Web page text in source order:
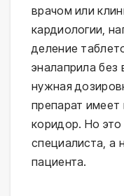
врачом или
кардиологии,
деление
эналаприла
нужная
препарат имеет
коридор. Но
специалиста, а
пациента.